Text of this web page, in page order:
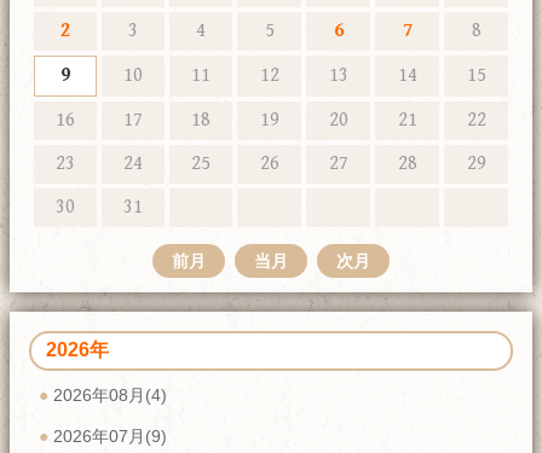
2
3 4 5 6 7
8
9
10 11 12 13 14
15
16
17 18 19 20 21
22
23
24 25 26 27 28
29
30
31
前月 当月 次月
2026年
2026年08月(4)
2026年07月(9)